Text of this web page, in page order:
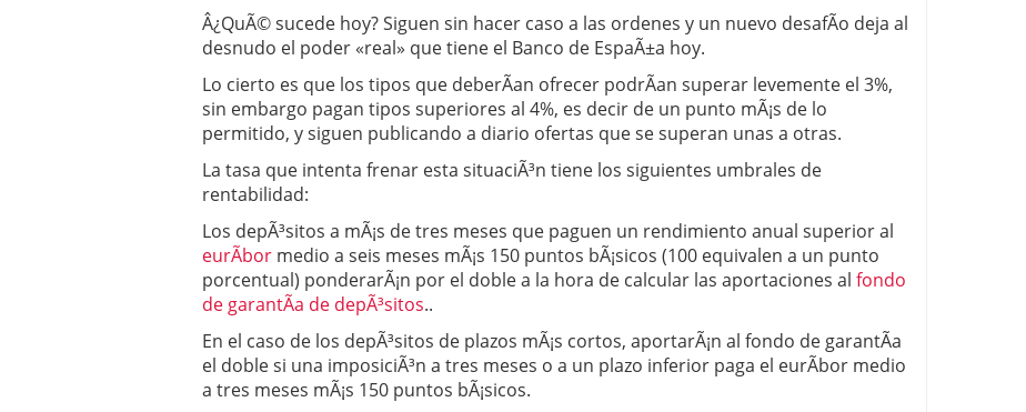
Â¿QuÃ© sucede hoy? Siguen sin hacer caso a las ordenes y un nuevo desafÃ­o deja al
desnudo el poder «real» que tiene el Banco de EspaÃ±a hoy.
Lo cierto es que los tipos que deberÃ­an ofrecer podrÃ­an superar levemente el 3%,
sin embargo pagan tipos superiores al 4%, es decir de un punto mÃ¡s de lo
permitido, y siguen publicando a diario ofertas que se superan unas a otras.
La tasa que intenta frenar esta situaciÃ³n tiene los siguientes umbrales de
rentabilidad:
Los depÃ³sitos a mÃ¡s de tres meses que paguen un rendimiento anual superior al
eurÃ­bor medio a seis meses mÃ¡s 150 puntos bÃ¡sicos (100 equivalen a un punto
porcentual) ponderarÃ¡n por el doble a la hora de calcular las aportaciones al fondo
de garantÃ­a de depÃ³sitos..
En el caso de los depÃ³sitos de plazos mÃ¡s cortos, aportarÃ¡n al fondo de garantÃ­a
el doble si una imposiciÃ³n a tres meses o a un plazo inferior paga el eurÃ­bor medio
a tres meses mÃ¡s 150 puntos bÃ¡sicos.